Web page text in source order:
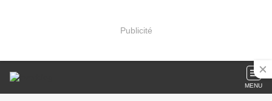
Publicité
MENU